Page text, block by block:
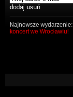
Najnowsze wydarzenie:
koncert we Wrocławiu!